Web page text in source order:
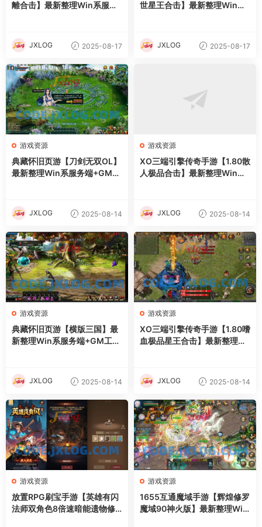
離合击】最新整理Win系服务
JXLOG 2025-08-17
世星王合击】最新整理Win系
JXLOG 2025-08-17
游戏资源
典藏怀旧页游【刀剑无双OL】
最新整理Win系服务端+GM工
JXLOG 2025-08-14
游戏资源
XO三端引擎传奇手游【1.80散
人极品合击】最新整理Win系
JXLOG 2025-08-14
游戏资源
典藏怀旧页游【横版三国】最
新整理Win系服务端+GM工具
JXLOG 2025-08-14
游戏资源
XO三端引擎传奇手游【1.80嗜
血极品星王合击】最新整理Wi
JXLOG 2025-08-14
游戏资源
放置RPG刷宝手游【英雄有闪
法师双角色8倍速暗能遗物修
游戏资源
1655互通魔域手游【辉煌修罗
魔域90神火版】最新整理Win